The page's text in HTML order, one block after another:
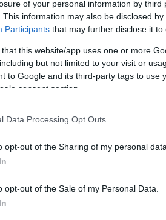
of your personal information by third
This information may also be disclosed
Participants that may further disclose it to
that this website/app uses one or more
but not limited to your visit or
to Google and its third-party tags to use
consent section.
Data Processing Opt Outs
opt-out of the Sharing of my personal data.
opt-out of the Sale of my Personal Data.
ai mercati delle
, che fornisce l’infrastruttura
necessarie per
l’esposizione alle
obbligazioni,immobilieETF.
diversificato senza aprire
essere contenuti e l’investimento
sia a chi desidera aumentare